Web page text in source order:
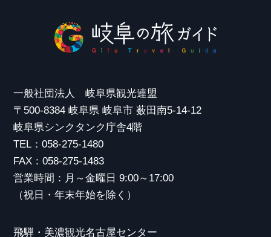
一般社団法人 岐阜県観光連盟
〒500-8384 岐阜県 岐阜市 薮田南5-14-12
岐阜県シンクタンク庁舎4階
TEL：058-275-1480
FAX：058-275-1483
営業時間：月～金曜日 9:00～17:00
（祝日・年末年始を除く）
飛騨・美濃観光名古屋センター